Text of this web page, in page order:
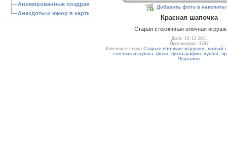
Анимированные поздравления с Новым 2013 годом
Анекдоты и юмор в картинках
Добавить фото в
Красная шапочка
Старая стеклянная елочная
Дата: 16.12.2011
Просмотров: 3787
Ключевые слова Старые елочные игрушки , новый
елочная игрушка, фото , фотография, куплю,
Черкассы